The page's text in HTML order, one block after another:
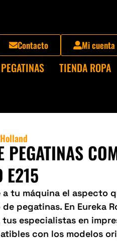
Contacto Mi cuenta
TIENDA ROPA
PEGATINAS
E215
a tu máquina el aspecto
pegatinas. En Eureka
especialistas en
con los modelos